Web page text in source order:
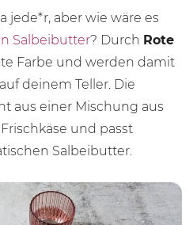
jede*r, aber wie wäre es
Salbeibutter? Durch Rote
Farbe und werden damit
deinem Teller. Die
aus einer Mischung aus
und passt
Salbeibutter.